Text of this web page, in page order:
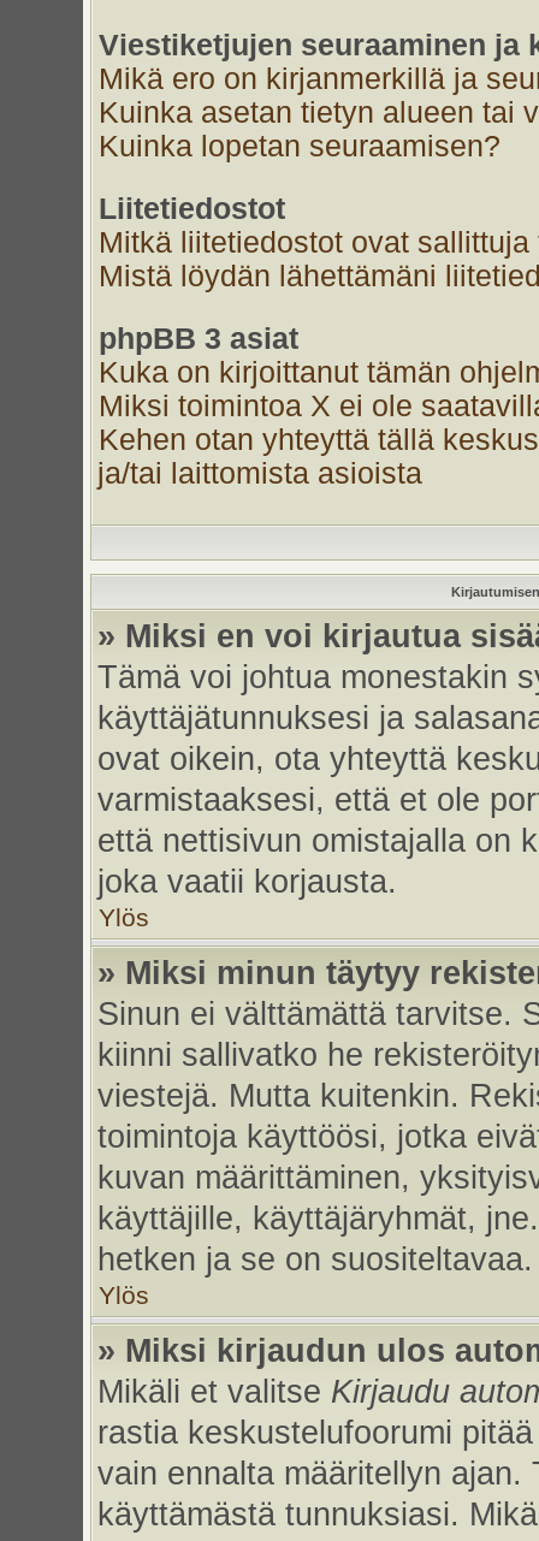
Viestiketjujen seuraaminen ja
Mikä ero on kirjanmerkillä ja
Kuinka asetan tietyn alueen tai
Kuinka lopetan seuraamisen?
Liitetiedostot
Mitkä liitetiedostot ovat
Mistä löydän lähettämäni
phpBB 3 asiat
Kuka on kirjoittanut tämän
Miksi toimintoa X ei ole
Kehen otan yhteyttä tällä
ja/tai laittomista asioista
» Miksi en voi kirjautua
Tämä voi johtua monestakin
käyttäjätunnuksesi ja
ovat oikein, ota yhteyttä
varmistaaksesi, että et ole
että nettisivun omistajalla on
joka vaatii korjausta.
Ylös
» Miksi minun täytyy
Sinun ei välttämättä tarvitse.
kiinni sallivatko he
viestejä. Mutta kuitenkin.
toimintoja käyttöösi, jotka
kuvan määrittäminen,
käyttäjille, käyttäjäryhmät,
hetken ja se on suositeltavaa.
Ylös
» Miksi kirjaudun ulos
Mikäli et valitse Kirjaudu
rastia keskustelufoorumi
vain ennalta määritellyn
käyttämästä tunnuksiasi.